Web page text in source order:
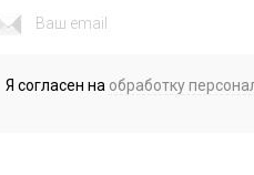
Сравнение
Я согласен на обработку